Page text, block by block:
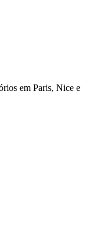
em Paris, Nice e